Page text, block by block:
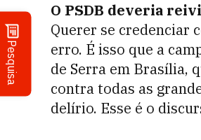
Pesquisa
O PSDB deveria
Querer se credenciar
erro. É isso que a
de Serra em Brasília,
contra todas as
delírio. Esse é o